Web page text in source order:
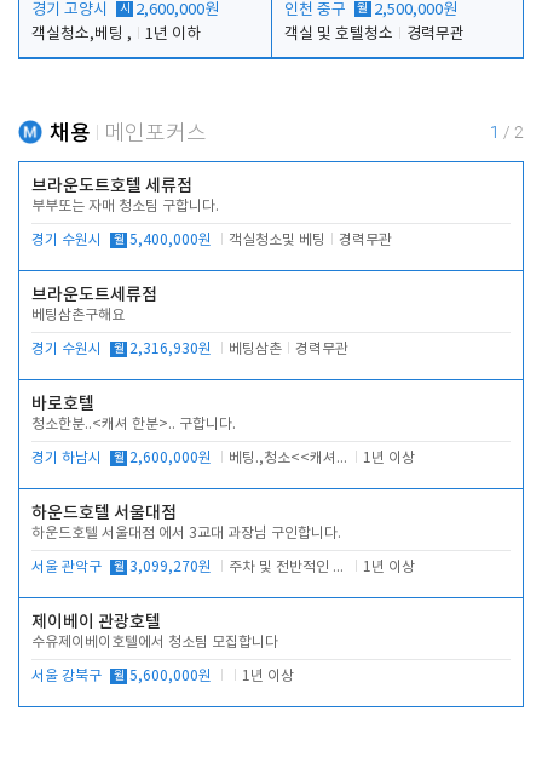
경기 고양시 시
2,600,000원
객실청소,베팅 ,
1년 이하
인천 중구 월 2,500,000원
객실 및 호텔청소
경력무관
채용 메인포커스 1 / 2
브라운도트호텔 세류점
부부또는 자매 청소팀 구합니다.
경기 수원시 월 5,400,000원 객실청소및 베팅 경력무관
브라운도트세류점
베팅삼촌구해요
경기 수원시 월 2,316,930원 베팅삼촌 경력무관
바로호텔
청소한분..<캐셔 한분>.. 구합니다.
경기 하남시 월 2,600,000원 베팅.,청소<<캐셔 모셔봅니다. 1년 이상
하운드호텔 서울대점
하운드호텔 서울대점 에서 3교대 과장님 구인합니다.
서울 관악구 월 3,099,270원 주차 및 전반적인 당번업무 1년 이상
제이베이 관광호텔
수유제이베이호텔에서 청소팀 모집합니다
서울 강북구 월 5,600,000원 1년 이상